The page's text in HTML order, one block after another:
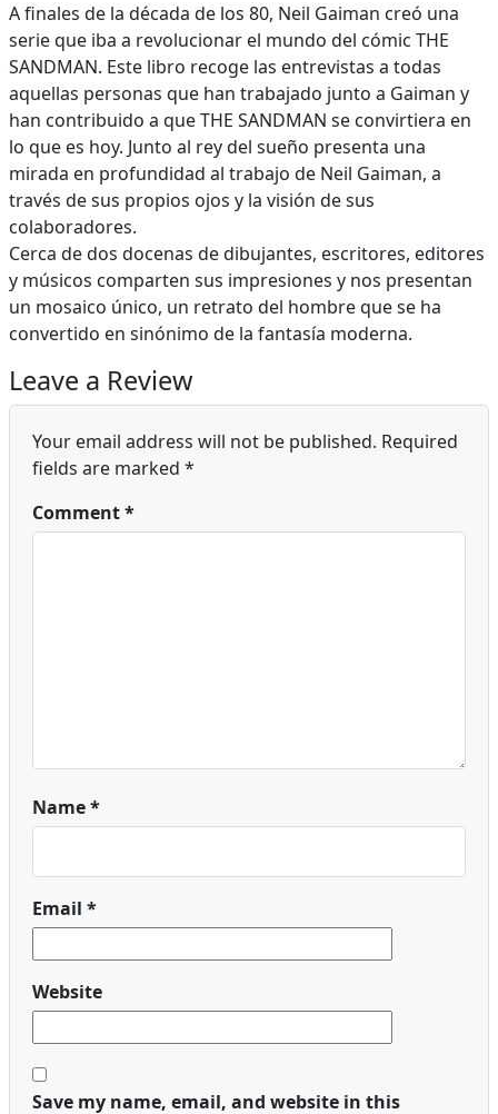
A finales de la década de los 80, Neil Gaiman creó una
serie que iba a revolucionar el mundo del cómic THE
SANDMAN. Este libro recoge las entrevistas a todas
aquellas personas que han trabajado junto a Gaiman y
han contribuido a que THE SANDMAN se convirtiera en
lo que es hoy. Junto al rey del sueño presenta una
mirada en profundidad al trabajo de Neil Gaiman, a
través de sus propios ojos y la visión de sus
colaboradores.
Cerca de dos docenas de dibujantes, escritores, editores
y músicos comparten sus impresiones y nos presentan
un mosaico único, un retrato del hombre que se ha
convertido en sinónimo de la fantasía moderna.
Leave a Review
Your email address will not be published. Required
fields are marked *
Comment*
Name*
Email *
Website
Save my name, email, and website in this